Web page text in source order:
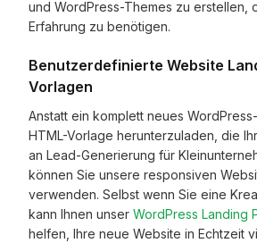
und WordPress-Themes zu erstellen,
Erfahrung zu benötigen.
Benutzerdefinierte Website
Vorlagen
Anstatt ein komplett neues
HTML-Vorlage herunterzuladen, die
an Lead-Generierung für
können Sie unsere responsiven
verwenden. Selbst wenn Sie eine
kann Ihnen unser WordPress Landing
helfen, Ihre neue Website in Echtzeit